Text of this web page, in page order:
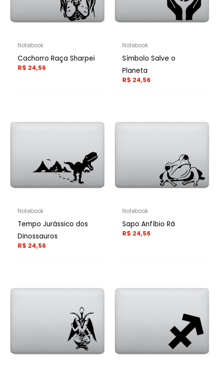
Notebook
Cachorro Raça Sharpei
R$ 24,56
Notebook
Símbolo Salve o
Planeta
R$ 24,56
Notebook
Tempo Jurássico dos
Dinossauros
R$ 24,56
Notebook
Sapo Anfíbio Rã
R$ 24,56